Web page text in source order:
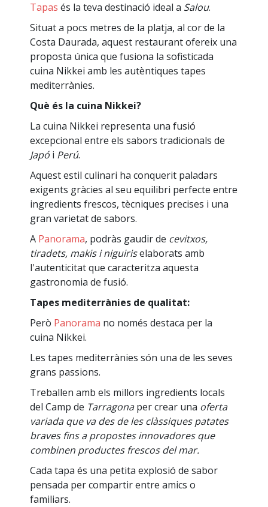
Tapas és la teva destinació ideal a Salou.
Situat a pocs metres de la platja, al cor de la
Costa Daurada, aquest restaurant ofereix una
proposta única que fusiona la sofisticada
cuina Nikkei amb les autèntiques tapes
mediterrànies.
Què és la cuina Nikkei?
La cuina Nikkei representa una fusió
excepcional entre els sabors tradicionals de
Japó i Perú.
Aquest estil culinari ha conquerit paladars
exigents gràcies al seu equilibri perfecte entre
ingredients frescos, tècniques precises i una
gran varietat de sabors.
A Panorama, podràs gaudir de cevitxos,
tiradets, makis i niguiriselaborats amb
l'autenticitat que caracteritza aquesta
gastronomia de fusió.
Tapes mediterrànies de qualitat:
Però Panorama no només destaca per la
cuina Nikkei.
Les tapes mediterrànies són una de les seves
grans passions.
Treballen amb els millors ingredients locals
del Camp de Tarragonaper crear una oferta
variada que va des de les clàssiques patates
braves fins a propostes innovadores que
combinen productes frescos del mar.
Cada tapa és una petita explosió de sabor
pensada per compartir entre amics o
familiars.